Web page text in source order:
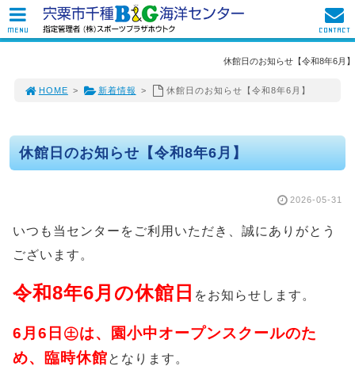
休館日のお知らせ【令和8年6月】
HOME > 新着情報 > 休館日のお知らせ【令和8年6月】
休館日のお知らせ【令和8年6月】
2026-05-31
いつも当センターをご利用いただき、誠にありがとう
ございます。
令和8年6月の休館日 をお知らせします。
6月6日㊏は、園小中オープンスクールのた
め、臨時休館となります。
MENU CONTACT